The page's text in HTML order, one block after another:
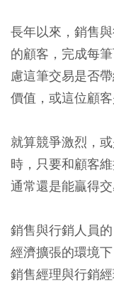
長年以來，銷售
的顧客，完成每
慮這筆交易是否
價值，或這位顧客
就算競爭激烈，
時，只要和顧客
通常還是能贏得交
銷售與行銷人員
經濟擴張的環境
銷售經理與行銷經